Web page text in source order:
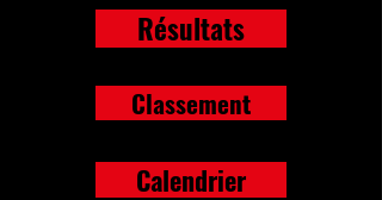
Résultats
Classement
Calendrier